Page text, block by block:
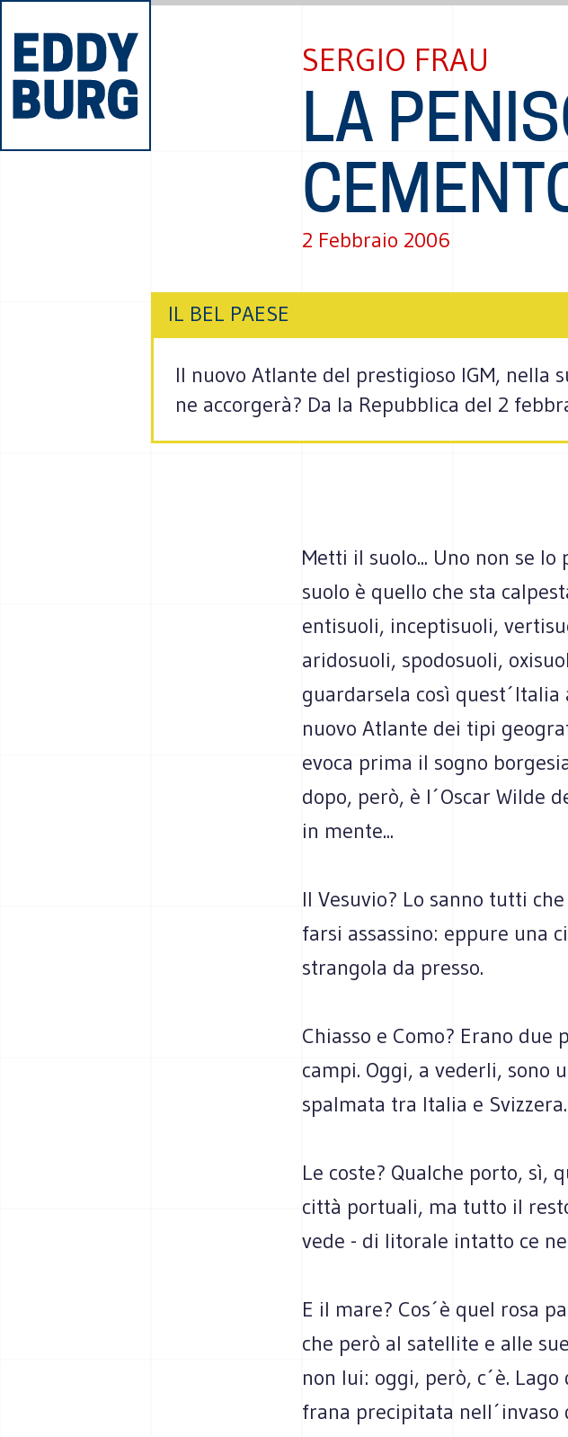
SERGIO FRAU
LA
2 Febbraio 2006
IL BEL PAESE
Il nuovo Atlante del prestigioso IGM, nella
ne accorgerà? Da la Repubblica del 2
Metti il suolo... Uno non se
suolo è quello che sta
entisuoli, inceptisuoli,
aridosuoli, spodosuoli,
guardarsela così
nuovo Atlante dei tipi
evoca prima il sogno
dopo, però, è l´Oscar Wilde
in mente...
Il Vesuvio? Lo sanno tutti
farsi assassino: eppure una
strangola da presso.
Chiasso e Como? Erano due
campi. Oggi, a vederli, sono
spalmata tra Italia e Svizzera.
Le coste? Qualche porto, sì,
città portuali, ma tutto il
vede - di litorale intatto ce
E il mare? Cos´è quel rosa
che però al satellite e alle
non lui: oggi, però, c´è.
frana precipitata nell´invaso